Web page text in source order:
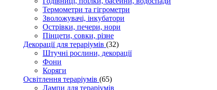
Термометри та гігрометри
Зволожувачі, інкубатори
Острівки, печери, нори
Пінцети, совки, різне
Декорації для тераріумів (32)
Штучні рослини, декорації
Фони
Коряги
Освітлення тераріумів (65)
Лампи для тераріумів